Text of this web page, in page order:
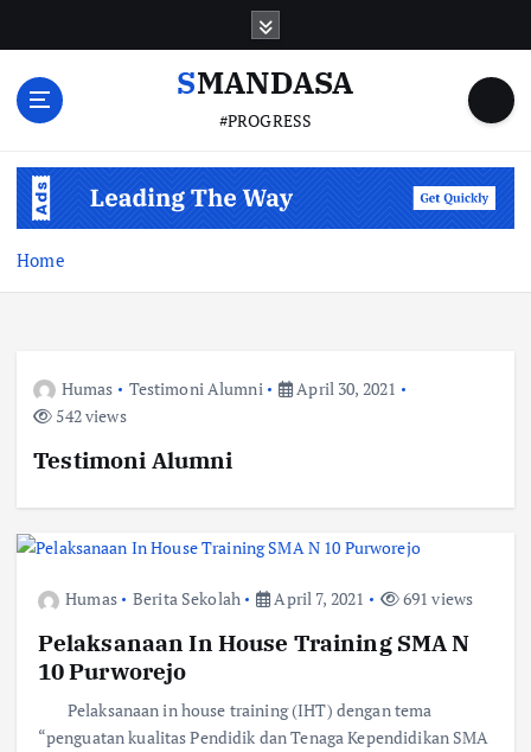
SMANDASA
#PROGRESS
Home
Humas Testimoni Alumni
April 30, 2021
542 views
Testimoni Alumni
Humas Berita Sekolah April 7, 2021 691 views
Pelaksanaan In House Training SMA N
10 Purworejo
Pelaksanaan in house training (IHT) dengan tema
“penguatan kualitas Pendidik dan Tenaga Kependidikan SMA